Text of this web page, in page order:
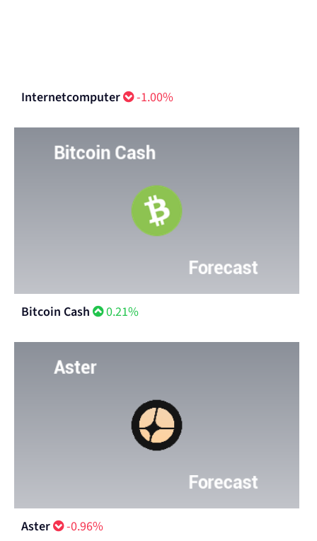
Internetcomputer -1.00%
Bitcoin Cash 0.21%
Aster -0.96%